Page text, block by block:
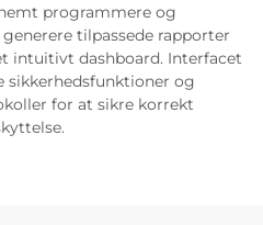
programmere og
tilpassede rapporter
intuitivt dashboard. Interfacet
sikkerhedsfunktioner og
for at sikre korrekt